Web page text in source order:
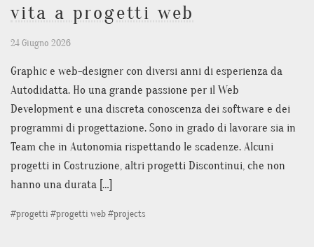
vita a progetti web
24 Giugno 2026
Graphic e web-designer con diversi anni di esperienza da
Autodidatta. Ho una grande passione per il Web
Development e una discreta conoscenza dei software e dei
programmi di progettazione. Sono in grado di lavorare sia in
Team che in Autonomia rispettando le scadenze. Alcuni
progetti in Costruzione, altri progetti Discontinui, che non
hanno una durata […]
#progetti #progetti web#projects